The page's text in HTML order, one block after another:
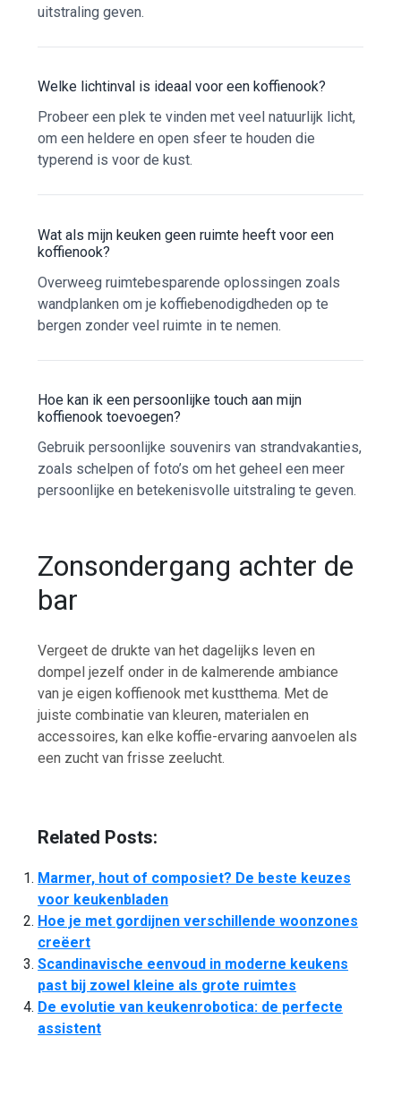
uitstraling geven.
Welke lichtinval is ideaal voor een koffienook?
Probeer een plek te vinden met veel natuurlijk licht,
om een heldere en open sfeer te houden die
typerend is voor de kust.
Wat als mijn keuken geen ruimte heeft voor een
koffienook?
Overweeg ruimtebesparende oplossingen zoals
wandplanken om je koffiebenodigdheden op te
bergen zonder veel ruimte in te nemen.
Hoe kan ik een persoonlijke touch aan mijn
koffienook toevoegen?
Gebruik persoonlijke souvenirs van strandvakanties,
zoals schelpen of foto’s om het geheel een meer
persoonlijke en betekenisvolle uitstraling te geven.
Zonsondergang achter de
bar
Vergeet de drukte van het dagelijks leven en
dompel jezelf onder in de kalmerende ambiance
van je eigen koffienook met kustthema. Met de
juiste combinatie van kleuren, materialen en
accessoires, kan elke koffie-ervaring aanvoelen als
een zucht van frisse zeelucht.
Related Posts:
Marmer, hout of composiet? De beste keuzes
voor keukenbladen
Hoe je met gordijnen verschillende woonzones
creëert
Scandinavische eenvoud in moderne keukens
past bij zowel kleine als grote ruimtes
De evolutie van keukenrobotica: de perfecte
assistent